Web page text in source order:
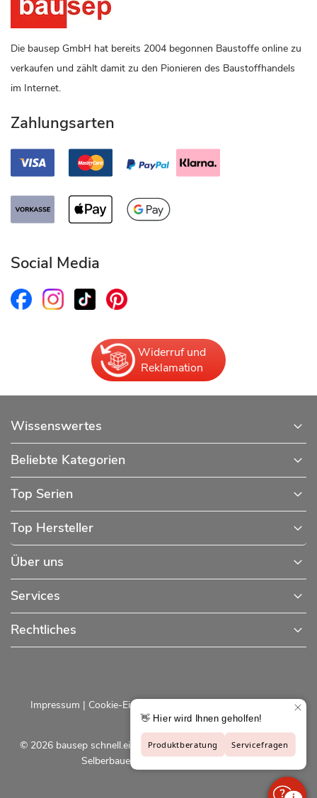
Die bausep GmbH hat bereits 2004 begonnen Baustoffe online zu
verkaufen und zählt damit zu den Pionieren des Baustoffhandels
im Internet.
Zahlungsarten
Social Media
Widerruf und
Reklamation
Wissenswertes
Beliebte Kategorien
Top Serien
Top Hersteller
Über uns
Services
Rechtliches
© 2026 bausep schnell.einfach.preiswert - Baustoffe online für
Selberbauer und Profis |bausep.de
Impressum | Cookie-Einstellungen